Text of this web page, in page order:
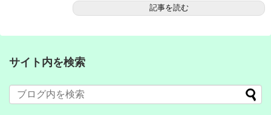
記事を読む
サイト内を検索